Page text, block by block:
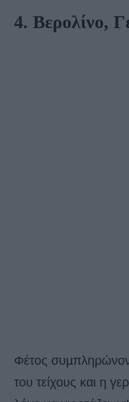
4. Βερολίνο,
Φέτος
του τείχους και η